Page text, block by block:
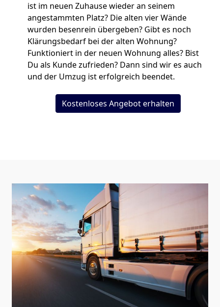
ist im neuen Zuhause wieder an seinem
angestammten Platz? Die alten vier Wände
wurden besenrein übergeben? Gibt es noch
Klärungsbedarf bei der alten Wohnung?
Funktioniert in der neuen Wohnung alles? Bist
Du als Kunde zufrieden? Dann sind wir es auch
und der Umzug ist erfolgreich beendet.
Kostenloses Angebot erhalten